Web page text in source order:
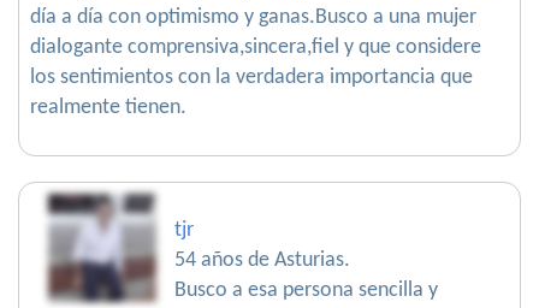
día a día con optimismo y ganas.Busco a una mujer
dialogante comprensiva,sincera,fiel y que considere
los sentimientos con la verdadera importancia que
realmente tienen.
tjr
54 años de Asturias.
Busco a esa persona sencilla y